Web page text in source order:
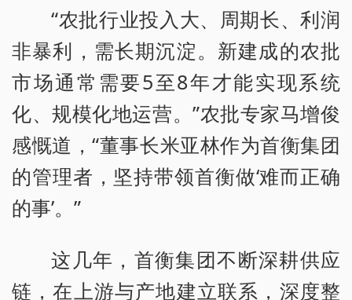
“农批行业投入大、周期长、利润
非暴利，需长期沉淀。新建成的农批
市场通常需要5至8年才能实现系统
化、规模化地运营。”农批专家马增俊
感慨道，“董事长米亚林作为首衡集团
的管理者，坚持带领首衡做‘难而正确
的事’。”
这几年，首衡集团不断深耕供应
链，在上游与产地建立联系，深度整